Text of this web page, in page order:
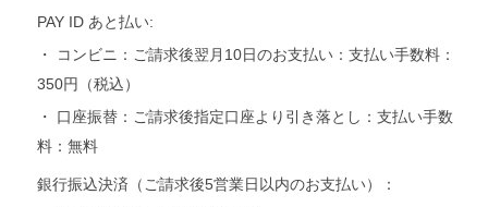
PAY ID あと払い:
・ コンビニ：ご請求後翌月10日のお支払い：支払い手数料：
350円（税込）
・ 口座振替：ご請求後指定口座より引き落とし：支払い手数
料：無料
銀行振込決済（ご請求後5営業日以内のお支払い）：